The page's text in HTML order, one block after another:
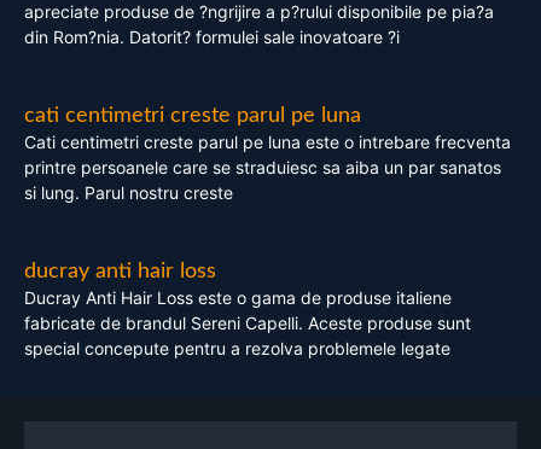
apreciate produse de ?ngrijire a p?rului disponibile pe pia?a
din Rom?nia. Datorit? formulei sale inovatoare ?i
cati centimetri creste parul pe luna
Cati centimetri creste parul pe luna este o intrebare frecventa
printre persoanele care se straduiesc sa aiba un par sanatos
si lung. Parul nostru creste
ducray anti hair loss
Ducray Anti Hair Loss este o gama de produse italiene
fabricate de brandul Sereni Capelli. Aceste produse sunt
special concepute pentru a rezolva problemele legate